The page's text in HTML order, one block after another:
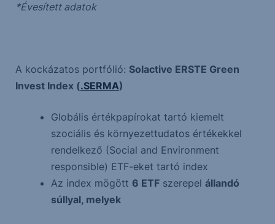
*Évesített adatok
A kockázatos portfólió: Solactive ERSTE Green
Invest Index (.SERMA)
Globális értékpapírokat tartó kiemelt
szociális és környezettudatos értékekkel
rendelkező (Social and Environment
responsible) ETF-eket tartó index
Az index mögött 6 ETFszerepel állandó
súllyal, melyek